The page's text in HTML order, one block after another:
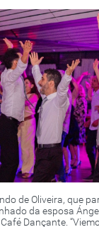
de Oliveira, que
da esposa
Dançante.